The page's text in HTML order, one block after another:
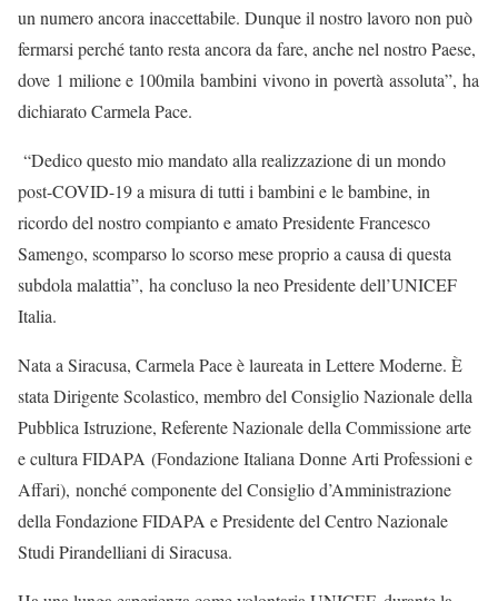
un numero ancora inaccettabile. Dunque il nostro lavoro non può
fermarsi perché tanto resta ancora da fare, anche nel nostro Paese,
dove 1 milione e 100mila bambini vivono in povertà assoluta”, ha
dichiarato Carmela Pace.
“Dedico questo mio mandato alla realizzazione di un mondo
post-COVID-19 a misura di tutti i bambini e le bambine, in
ricordo del nostro compianto e amato Presidente Francesco
Samengo, scomparso lo scorso mese proprio a causa di questa
subdola malattia”, ha concluso la neo Presidente dell’UNICEF
Italia.
Nata a Siracusa, Carmela Pace è laureata in Lettere Moderne. È
stata Dirigente Scolastico, membro del Consiglio Nazionale della
Pubblica Istruzione, Referente Nazionale della Commissione arte
e cultura FIDAPA (Fondazione Italiana Donne Arti Professioni e
Affari), nonché componente del Consiglio d’Amministrazione
della Fondazione FIDAPA e Presidente del Centro Nazionale
Studi Pirandelliani di Siracusa.